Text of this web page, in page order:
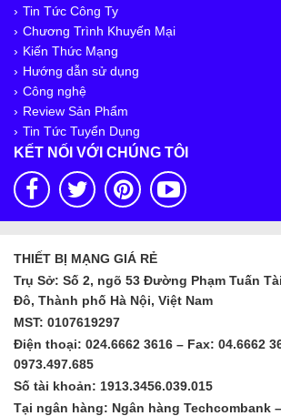
Tin Tức Công Ty
Chương Trình Khuyến Mại
Kiến Thức Mạng
Hướng dẫn sử dụng
Công nghệ
Review Sản Phẩm
Tin Tức Tuyển Dụng
KẾT NỐI VỚI CHÚNG TÔI
THIẾT BỊ MẠNG GIÁ RẺ
Trụ Sở: Số 2, ngõ 53 Đường Phạm Tuấn
Đô, Thành phố Hà Nội, Việt Nam
MST: 0107619297
Điện thoại: 024.6662 3616 – Fax: 04.6662
0973.497.685
Số tài khoản: 1913.3456.039.015
Tại ngân hàng: Ngân hàng Techcombank